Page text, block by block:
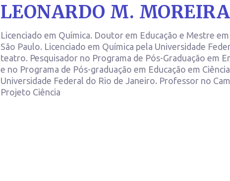
LEONARDO M. MOREIRA
Licenciado em Química. Doutor em Educação e Mestre
São Paulo. Licenciado em Química pela Universidade
teatro. Pesquisador no Programa de Pós-Graduação em
e no Programa de Pós-graduação em Educação em
Universidade Federal do Rio de Janeiro. Professor no
Projeto Ciência